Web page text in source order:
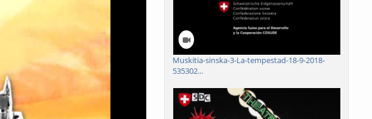
Muskitia-sinska-3-La-tempestad-18-9-2018-
535302...